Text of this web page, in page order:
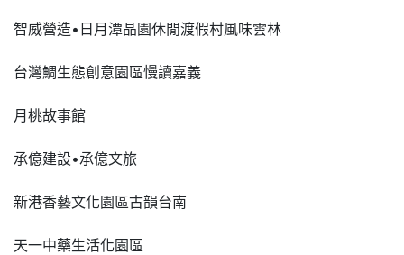
智威營造•日月潭晶園休閒渡假村風味雲林
台灣鯛生態創意園區慢讀嘉義
月桃故事館
承億建設•承億文旅
新港香藝文化園區古韻台南
天一中藥生活化園區